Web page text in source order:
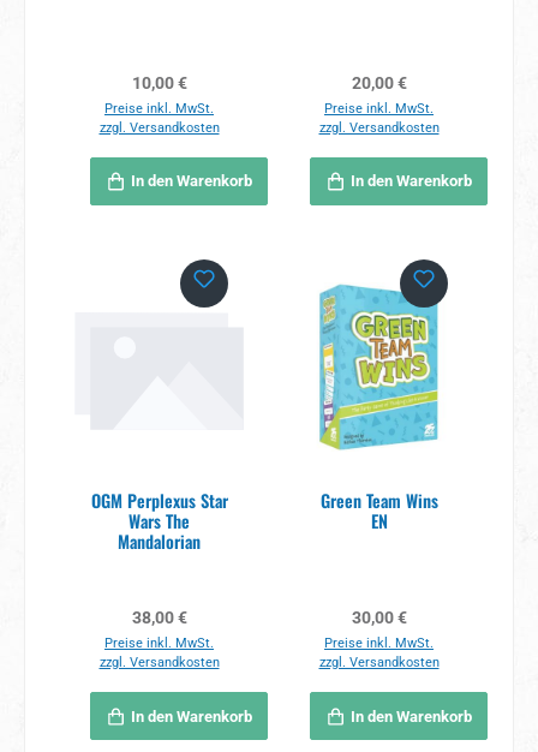
Regulärer Preis:
10,00 €
Preise inkl. MwSt.
zzgl. Versandkosten
In den Warenkorb
Regulärer Preis:
20,00 €
Preise inkl. MwSt.
zzgl. Versandkosten
In den Warenkorb
OGM Perplexus Star
Wars The
Mandalorian
Regulärer Preis:
38,00 €
Preise inkl. MwSt.
zzgl. Versandkosten
In den Warenkorb
Green Team Wins
EN
Regulärer Preis:
30,00 €
Preise inkl. MwSt.
zzgl. Versandkosten
In den Warenkorb